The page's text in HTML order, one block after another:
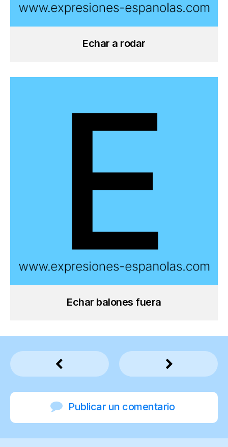
Echar a rodar
Echar balones fuera
Publicar un comentario